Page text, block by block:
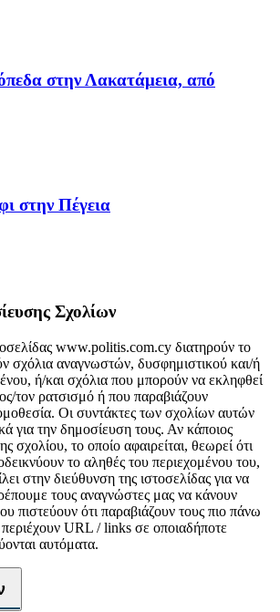
στην Λακατάμεια, από
στην Πέγεια
Σχολίων
www.politis.com.cy διατηρούν το
σχόλια αναγνωστών, δυσφημιστικού και/ή
ή/και σχόλια που μπορούν να εκληφθεί
τον ρατσισμό ή που παραβιάζουν
Οι συντάκτες των σχολίων αυτών
για την δημοσίευση τους. Αν κάποιος
σχολίου, το οποίο αφαιρείται, θεωρεί ότι
το αληθές του περιεχομένου του,
στην διεύθυνση της ιστοσελίδας για να
τους αναγνώστες μας να κάνουν
πιστεύουν ότι παραβιάζουν τους πιο πάνω
URL / links σε οποιαδήποτε
αυτόματα.